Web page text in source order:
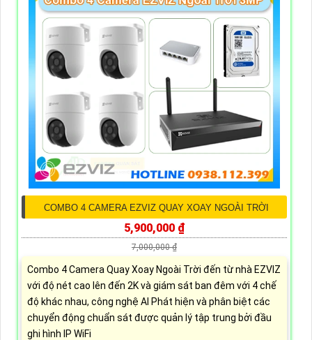
COMBO 4 CAMERA EZVIZ QUAY XOAY NGOÀI TRỜI
5,900,000 ₫
7,000,000 ₫
Combo 4 Camera Quay Xoay Ngoài Trời đến từ nhà EZVIZ
với độ nét cao lên đến 2K và giám sát ban đêm với 4 chế
độ khác nhau, công nghệ AI Phát hiện và phân biệt các
chuyển động chuẩn sát được quản lý tập trung bởi đầu
ghi hình IP WiFi